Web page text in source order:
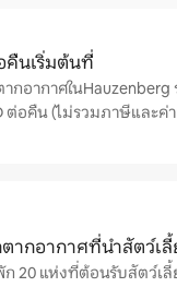
คืนเริ่มต้นที่
กอากาศในHauzenberg
ต่อคืน (ไม่รวมภาษีและค่
ากอากาศที่นำสัตว์เลี้
20 แห่งที่ต้อนรับสัตว์เลี้